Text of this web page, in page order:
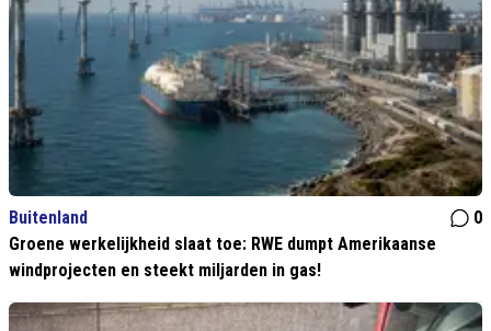
Buitenland
0
Groene werkelijkheid slaat toe: RWE dumpt Amerikaanse
windprojecten en steekt miljarden in gas!